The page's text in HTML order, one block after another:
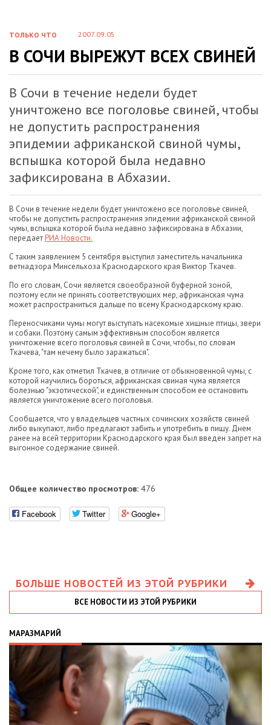
ТОЛЬКО ЧТО 2007.09.05
В СОЧИ ВЫРЕЖУТ ВСЕХ СВИНЕЙ
В Сочи в течение недели будет
уничтожено все поголовье свиней, чтобы
не допустить распространения
эпидемии африканской свиной чумы,
вспышка которой была недавно
зафиксирована в Абхазии.
В Сочи в течение недели будет уничтожено все поголовье свиней,
чтобы не допустить распространения эпидемии африканской свиной
чумы, вспышка которой была недавно зафиксирована в Абхазии,
передаетРИА Новости.
С таким заявлением 5 сентября выступил заместитель начальника
ветнадзора Минсельхоза Краснодарского края Виктор Ткачев.
По его словам, Сочи является своеобразной буферной зоной,
поэтому если не принять соответствующих мер, африканская чума
может распространиться дальше по всему Краснодарскому краю.
Переносчиками чумы могут выступать насекомые хищные птицы, звери
и собаки. Поэтому самым эффективным способом является
уничтожение всего поголовья свиней в Сочи, чтобы, по словам
Ткачева, "там нечему было заражаться".
Кроме того, как отметил Ткачев, в отличие от обыкновенной чумы, с
которой научились бороться, африканская свиная чума является
болезнью "экзотической", и единственным способом ее остановить
является уничтожение всего поголовья.
Сообщается, что у владельцев частных сочинских хозяйств свиней
либо выкупают, либо предлагают забить и употребить в пищу. Днем
ранее на всей территории Краснодарского края был введен запрет на
выгонное содержание свиней.
Общее количество просмотров: 476
Facebook Twitter Google+
БОЛЬШЕ НОВОСТЕЙ ИЗ ЭТОЙ РУБРИКИ
ВСЕ НОВОСТИ ИЗ ЭТОЙ РУБРИКИ
МАРАЗМАРИЙ